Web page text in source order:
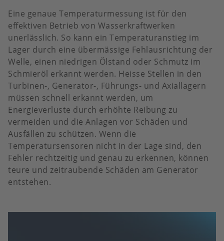
Eine genaue Temperaturmessung ist für den
effektiven Betrieb von Wasserkraftwerken
unerlässlich. So kann ein Temperaturanstieg im
Lager durch eine übermässige Fehlausrichtung der
Welle, einen niedrigen Ölstand oder Schmutz im
Schmieröl erkannt werden. Heisse Stellen in den
Turbinen-, Generator-, Führungs- und Axiallagern
müssen schnell erkannt werden, um
Energieverluste durch erhöhte Reibung zu
vermeiden und die Anlagen vor Schäden und
Ausfällen zu schützen. Wenn die
Temperatursensoren nicht in der Lage sind, den
Fehler rechtzeitig und genau zu erkennen, können
teure und zeitraubende Schäden am Generator
entstehen.